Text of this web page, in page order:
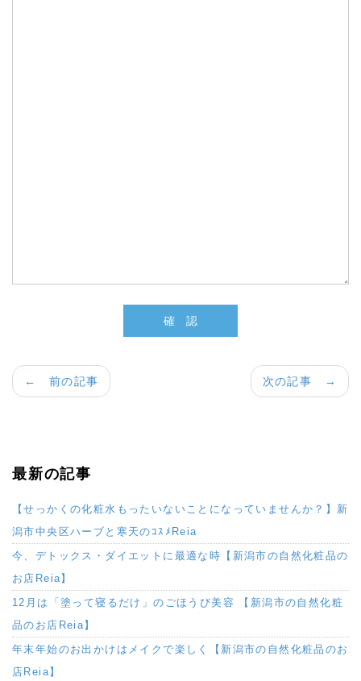
次の記事 →
← 前の記事
最新の記事
【せっかくの化粧水もったいないことになっていませんか？】新
潟市中央区ハーブと寒天のｺｽﾒReia
今、デトックス・ダイエットに最適な時【新潟市の自然化粧品の
お店Reia】
12月は「塗って寝るだけ」のごほうび美容 【新潟市の自然化粧
品のお店Reia】
年末年始のお出かけはメイクで楽しく【新潟市の自然化粧品のお
店Reia】